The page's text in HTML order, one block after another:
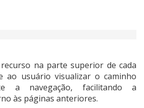
na parte superior de cada
ao usuário visualizar o caminho
a navegação, facilitando a
às páginas anteriores.